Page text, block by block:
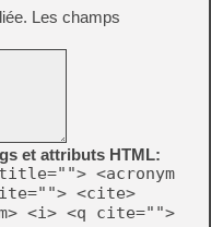
Les champs
et attributs HTML:
<acronym
<cite>
<i> <q cite="">